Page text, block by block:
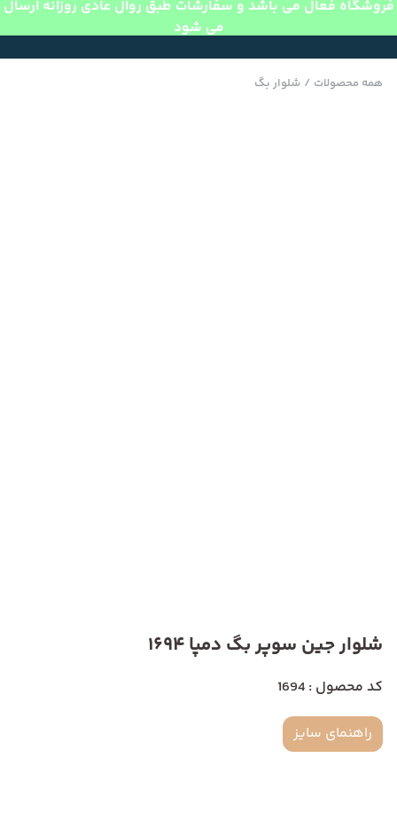
فروشگاه فعال می باشد و سفارشات طبق روال عادی روزانه ارسال
می شود
همه محصولات / شلوار بگ
شلوار جین سوپر بگ دمپا 1694
کد محصول : 1694
راهنمای سایز